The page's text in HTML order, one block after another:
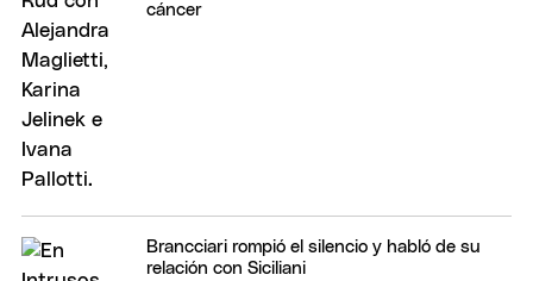
cáncer
Brancciari rompió el silencio y habló de su
relación con Siciliani